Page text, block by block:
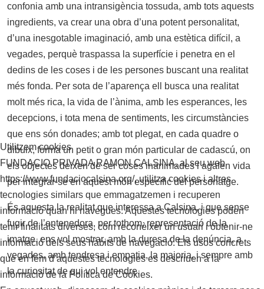
confonia amb una intransigència tossuda, amb tots aquests
ingredients, va crear una obra d’una potent personalitat,
d’una inesgotable imaginació, amb una estètica difícil, a
vegades, perquè traspassa la superfície i penetra en el
dedins de les coses i de les persones buscant una realitat
més fonda. Per sota de l’aparença ell busca una realitat
molt més rica, la vida de l’ànima, amb les esperances, les
decepcions, i tota mena de sentiments, les circumstàncies
que ens són donades; amb tot plegat, en cada quadre o
dibuix, forma un petit o gran món particular de cadascú, on
els objectes deixen de ser coses inanimades i agafen vida
per integrar-se en aquest món específic del personatge.
És aquesta la realitat que interessa a Calsina, i que sense
fugir de l’entenedora, per tothom, representació de la
imatge, ens vol mostrar, amb la duresa de la denúncia, a
vegades, amb tendresa i empatia, la majoria, i sempre amb
la curiositat de qui vol entendre.
Utilitzem cookies
FUNDACIO PRIVADA RAMON CALSINA, al seu web
https://www.fundaciocalsina.org/, utilitza cookies i altres
tecnologies similars que emmagatzemen i recuperen
informació quan hi navegues. Aquestes tecnologies poden
tenir finalitats diverses, com reconèixer un usuari i obtenir-ne
informació dels seus hàbits de navegació. Els usos concrets
que en fem d’aquestes tecnologies es descriuen a la
informació de la Política de Cookies.